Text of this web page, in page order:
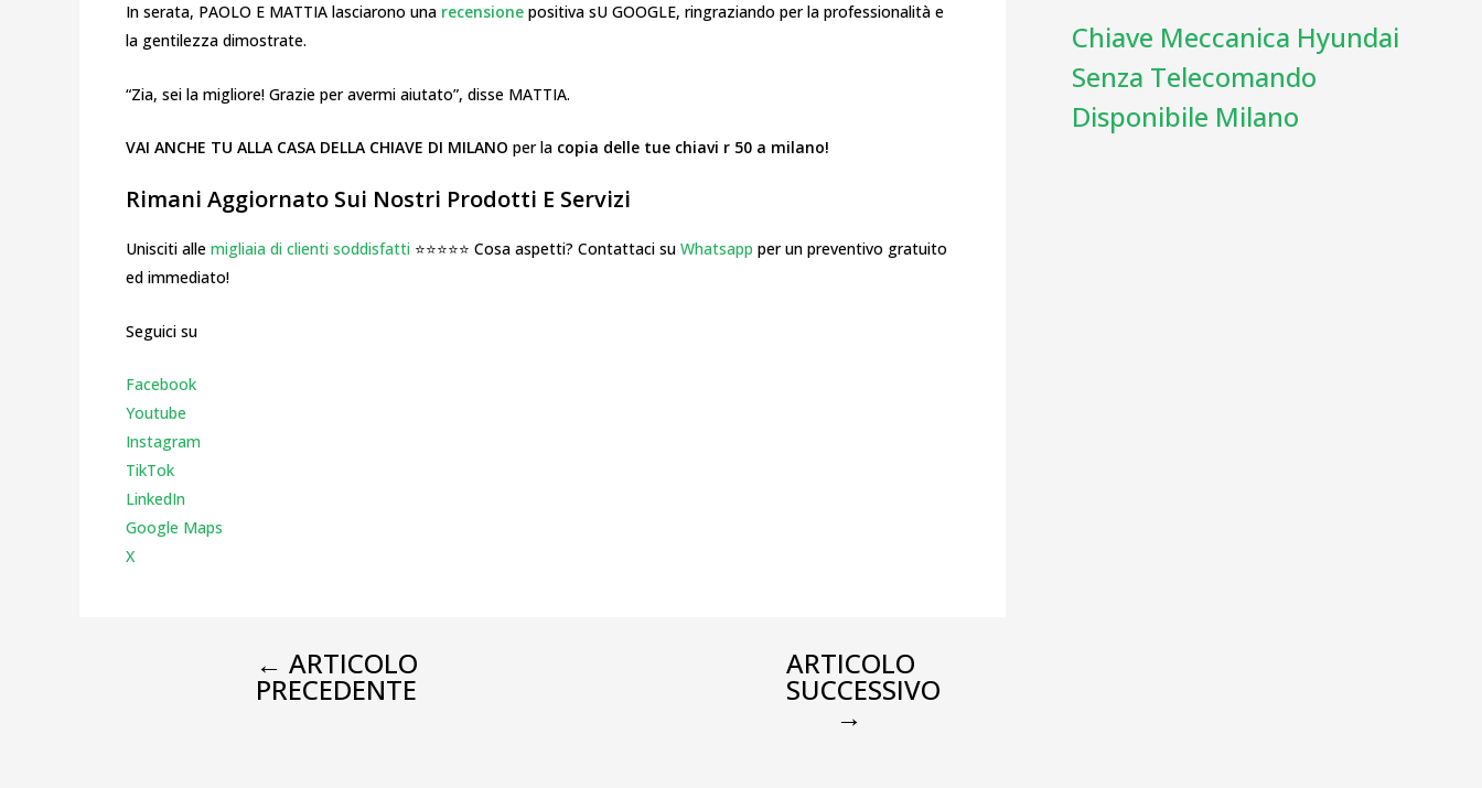
In serata, PAOLO E MATTIA lasciarono una recensione positiva sU GOOGLE, ringraziando per la professionalità e
la gentilezza dimostrate.
“Zia, sei la migliore! Grazie per avermi aiutato”, disse MATTIA.
VAI ANCHE TU ALLA CASA DELLA CHIAVE DI MILANO per la copia delle tue chiavi r 50 a milano!
Rimani Aggiornato Sui Nostri Prodotti E Servizi
Unisciti alle migliaia di clienti soddisfatti ⭐⭐⭐⭐⭐ Cosa aspetti? Contattaci su Whatsapp per un preventivo gratuito
ed immediato!
Seguici su
Facebook
Youtube
Instagram
TikTok
LinkedIn
Google Maps
X
← ARTICOLO
PRECEDENTE
ARTICOLO
SUCCESSIVO
→
Chiave Meccanica Hyundai
Senza Telecomando
Disponibile Milano